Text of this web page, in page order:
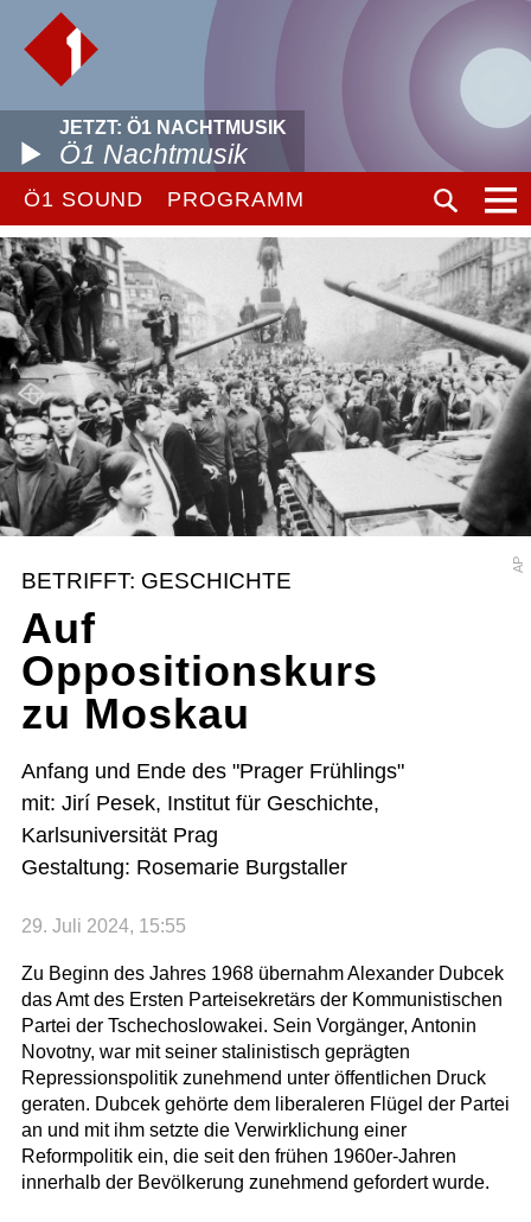
JETZT: Ö1 NACHTMUSIK
Ö1 Nachtmusik
Ö1 SOUND PROGRAMM
AP
BETRIFFT: GESCHICHTE
Auf
Oppositionskurs
zu Moskau
Anfang und Ende des "Prager Frühlings"
mit: Jirí Pesek, Institut für Geschichte,
Karlsuniversität Prag
Gestaltung: Rosemarie Burgstaller
29. Juli 2024, 15:55
Zu Beginn des Jahres 1968 übernahm Alexander Dubcek
das Amt des Ersten Parteisekretärs der Kommunistischen
Partei der Tschechoslowakei. Sein Vorgänger, Antonin
Novotny, war mit seiner stalinistisch geprägten
Repressionspolitik zunehmend unter öffentlichen Druck
geraten. Dubcek gehörte dem liberaleren Flügel der Partei
an und mit ihm setzte die Verwirklichung einer
Reformpolitik ein, die seit den frühen 1960er-Jahren
innerhalb der Bevölkerung zunehmend gefordert wurde.